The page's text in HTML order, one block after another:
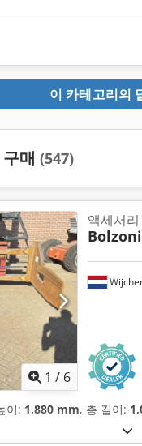
이 카테고리의
매 (547)
1 / 6
액세서
Bolzoni
이: 1,880 mm, 총 길이: